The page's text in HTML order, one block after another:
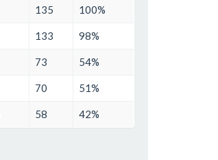
135 100%
133 98%
73 54%
70 51%
58 42%